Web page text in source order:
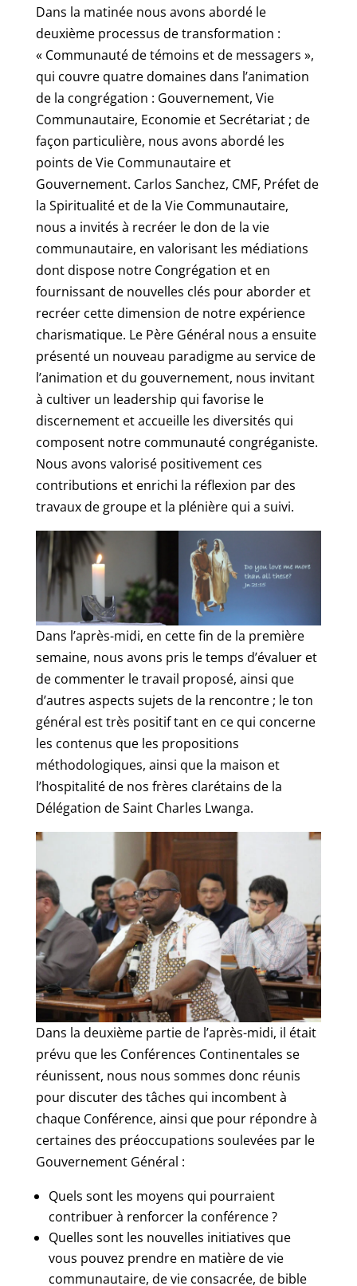
Dans la matinée nous avons abordé le
deuxième processus de transformation :
« Communauté de témoins et de messagers »,
qui couvre quatre domaines dans l’animation
de la congrégation : Gouvernement, Vie
Communautaire, Economie et Secrétariat ; de
façon particulière, nous avons abordé les
points de Vie Communautaire et
Gouvernement. Carlos Sanchez, CMF, Préfet de
la Spiritualité et de la Vie Communautaire,
nous a invités à recréer le don de la vie
communautaire, en valorisant les médiations
dont dispose notre Congrégation et en
fournissant de nouvelles clés pour aborder et
recréer cette dimension de notre expérience
charismatique. Le Père Général nous a ensuite
présenté un nouveau paradigme au service de
l’animation et du gouvernement, nous invitant
à cultiver un leadership qui favorise le
discernement et accueille les diversités qui
composent notre communauté congréganiste.
Nous avons valorisé positivement ces
contributions et enrichi la réflexion par des
travaux de groupe et la plénière qui a suivi.
Dans l’après-midi, en cette fin de la première
semaine, nous avons pris le temps d’évaluer et
de commenter le travail proposé, ainsi que
d’autres aspects sujets de la rencontre ; le ton
général est très positif tant en ce qui concerne
les contenus que les propositions
méthodologiques, ainsi que la maison et
l’hospitalité de nos frères clarétains de la
Délégation de Saint Charles Lwanga.
Dans la deuxième partie de l’après-midi, il était
prévu que les Conférences Continentales se
réunissent, nous nous sommes donc réunis
pour discuter des tâches qui incombent à
chaque Conférence, ainsi que pour répondre à
certaines des préoccupations soulevées par le
Gouvernement Général :
Quels sont les moyens qui pourraient
contribuer à renforcer la conférence ?
Quelles sont les nouvelles initiatives que
vous pouvez prendre en matière de vie
communautaire, de vie consacrée, de bible